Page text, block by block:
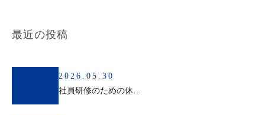
最近の投稿
2026.05.30